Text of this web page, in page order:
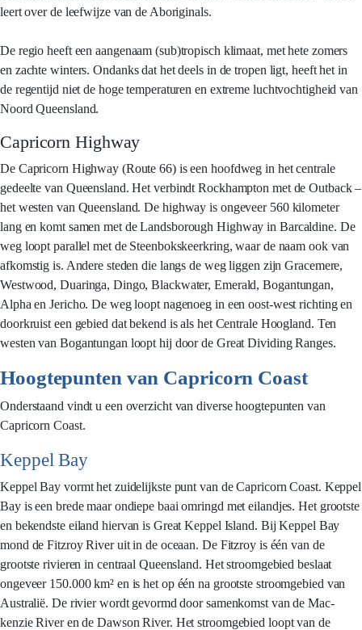
leert over de leefwijze van de Aboriginals.
De regio heeft een aangenaam (sub)tropisch klimaat, met hete zomers
en zachte winters. Ondanks dat het deels in de tropen ligt, heeft het in
de regentijd niet de hoge temperaturen en extreme luchtvochtigheid van
Noord Queensland.
Capricorn Highway
De Capricorn Highway (Route 66) is een hoofdweg in het centrale
gedeelte van Queensland. Het verbindt Rockhampton met de Outback –
het westen van Queensland. De highway is ongeveer 560 kilometer
lang en komt samen met de Landsborough Highway in Barcaldine. De
weg loopt parallel met de Steenbokskeerkring, waar de naam ook van
afkomstig is. Andere steden die langs de weg liggen zijn Gracemere,
Westwood, Duaringa, Dingo, Blackwater, Emerald, Bogantungan,
Alpha en Jericho. De weg loopt nagenoeg in een oost-west richting en
doorkruist een gebied dat bekend is als het Centrale Hoogland. Ten
westen van Bogantungan loopt hij door de Great Dividing Ranges.
Hoogtepunten van Capricorn Coast
Onderstaand vindt u een overzicht van diverse hoogtepunten van
Capricorn Coast.
Keppel Bay
Keppel Bay vormt het zuidelijkste punt van de Capricorn Coast. Keppel
Bay is een brede maar ondiepe baai omringd met eilandjes. Het grootste
en bekendste eiland hiervan is Great Keppel Island. Bij Keppel Bay
mond de Fitzroy River uit in de oceaan. De Fitzroy is één van de
grootste rivieren in centraal Queensland. Het stroomgebied beslaat
ongeveer 150.000 km² en is het op één na grootste stroomgebied van
Australië. De rivier wordt gevormd door samenkomst van de Mac-
kenzie River en de Dawson River. Het stroomgebied loopt van de